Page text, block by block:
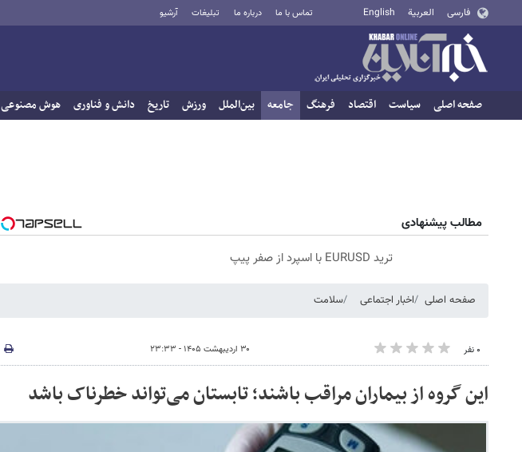
فارسی العربية English تماس با ما درباره ما تبلیغات آرشیو
صفحه اصلی سیاست اقتصاد فرهنگ جامعه بین‌الملل ورزش تاریخ دانش و فناوری هوش مصنوعی
مطالب پیشنهادی
ترید EURUSD با اسپرد از صفر پیپ
صفحه اصلی اخبار اجتماعی سلامت
۰ نفر ۳۰ اردیبهشت ۱۴۰۵ - ۲۳:۳۳
این گروه از بیماران مراقب باشند؛ تابستان می‌تواند خطرناک باشد